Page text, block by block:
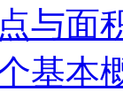
与面
基本